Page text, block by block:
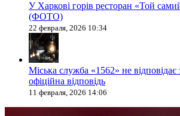
У Харкові горів ресторан «Той
(ФОТО)
22 февраля, 2026 10:34
Міська служба «1562» не відповідає
офіційна відповідь
11 февраля, 2026 14:06